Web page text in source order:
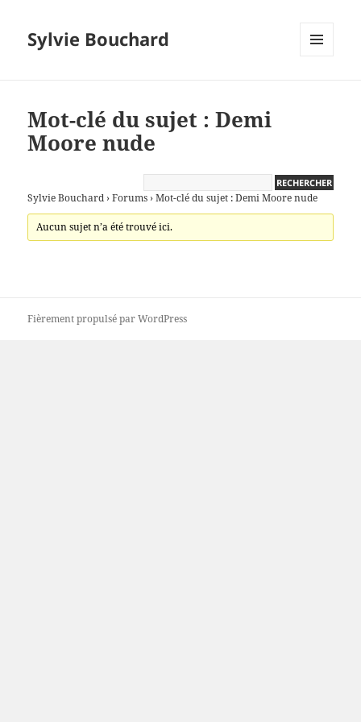
Sylvie Bouchard
Mot-clé du sujet : Demi
Moore nude
Sylvie Bouchard › Forums › Mot-clé du sujet : Demi Moore nude
Aucun sujet n’a été trouvé ici.
Fièrement propulsé par WordPress